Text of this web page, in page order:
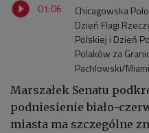
01:06
Chicagowska
Dzień Flagi
Polskiej i Dzień
Polaków za
Pachlowski/
Marszałek Senatu
podniesienie biało-
miasta ma szczególne